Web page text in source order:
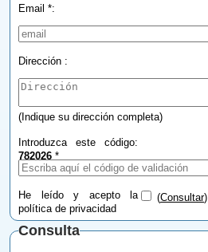
Email *:
Dirección :
(Indique su dirección completa)
Introduzca este código:
782026 *
He leído y acepto la
política de privacidad
(Consultar)
Consulta